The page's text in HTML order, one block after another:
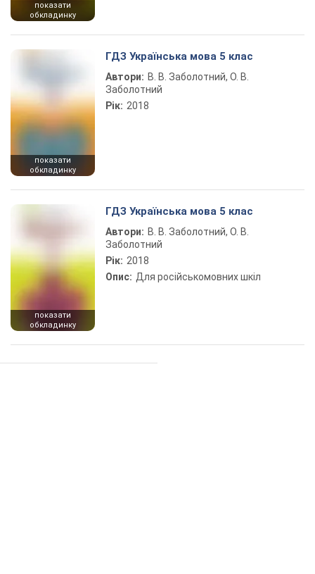
показати
обкладинку
показати
обкладинку
ГДЗ Українська мова 5 клас
Автори: В. В. Заболотний, О. В.
Заболотний
Рік: 2018
показати
обкладинку
ГДЗ Українська мова 5 клас
Автори: В. В. Заболотний, О. В.
Заболотний
Рік: 2018
Опис: Для російськомовних шкіл